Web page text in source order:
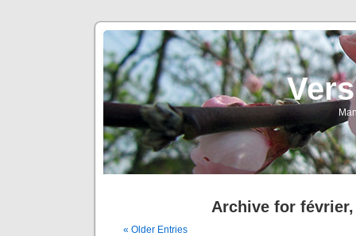
Archive for février,
« Older Entries